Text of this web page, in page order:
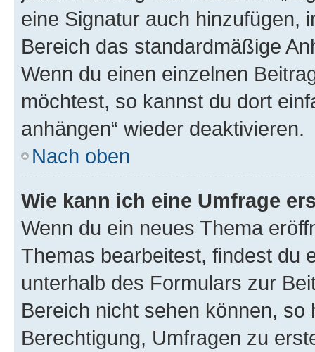
eine Signatur auch hinzufügen,
Bereich das standardmäßige
Wenn du einen einzelnen
möchtest, so kannst du dort
anhängen“ wieder deaktivieren.
Nach oben
Wie kann ich eine Umfrage
Wenn du ein neues Thema
Themas bearbeitest, findest du
unterhalb des Formulars zur
Bereich nicht sehen können,
Berechtigung, Umfragen zu